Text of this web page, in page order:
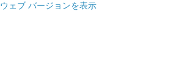
ウェブ バージョンを表示